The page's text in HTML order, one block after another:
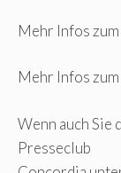
Mehr Infos
Mehr Infos
Wenn auch Sie
Presseclub